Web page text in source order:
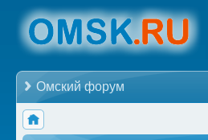
Омский форум